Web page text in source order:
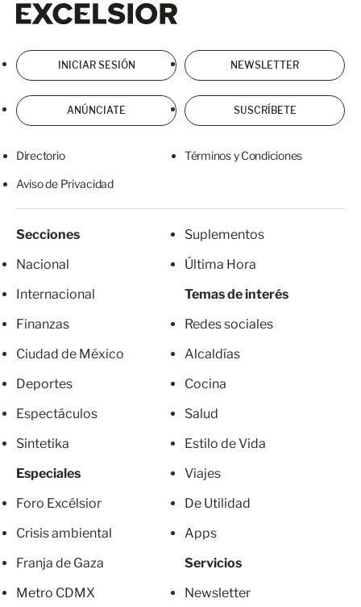
INICIAR SESIÓN NEWSLETTER
ANÚNCIATE SUSCRÍBETE
Directorio Términos y Condiciones
Aviso de Privacidad
Secciones
Nacional
Internacional
Finanzas
Ciudad de México
Deportes
Espectáculos
Sintetika
Especiales
Foro Excélsior
Crisis ambiental
Franja de Gaza
Metro CDMX
Suplementos
Última Hora
Temas de interés
Redes sociales
Alcaldías
Cocina
Salud
Estilo de Vida
Viajes
De Utilidad
Apps
Servicios
Newsletter